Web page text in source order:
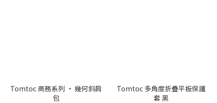
Tomtoc 商務系列 • 幾何斜肩
包
Tomtoc 多角度折疊平板保護
套 黑